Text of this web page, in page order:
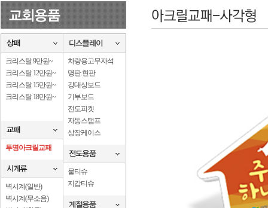
크리스탈 9만원~
크리스탈 12만원~
크리스탈 15만원~
크리스탈 18만원~
투명아크릴교패
벽시계(일반)
벽시계(무소음)
차량용고무자석
명판.현판
강대상보드
기부보드
전도피켓
자동스탬프
상장케이스
물티슈
지갑티슈